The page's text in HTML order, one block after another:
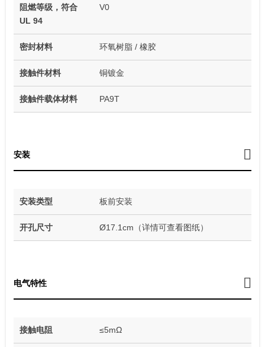
阻燃等级，符合
UL 94
V0
密封材料 环氧树脂 / 橡胶
接触件材料 铜镀金
接触件载体材料 PA9T
安装
安装类型 板前安装
开孔尺寸 Ø17.1cm（详情可查看图纸）
电气特性
接触电阻 ≤5mΩ